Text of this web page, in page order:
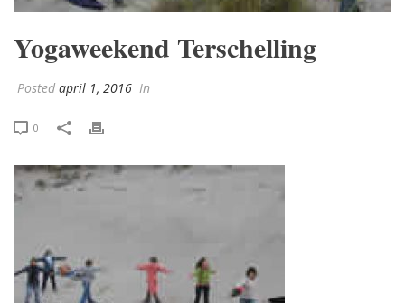
Yogaweekend Terschelling
Posted april 1, 2016 In
0